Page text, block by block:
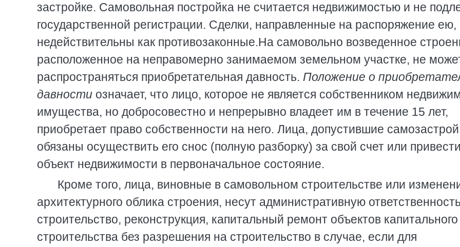
застройке. Самовольная постройка не считается недвижимостью и не
государственной регистрации. Сделки, направленные на распоряжение ею,
недействительны как противозаконные.На самовольно возведенное
расположенное на неправомерно занимаемом земельном участке, не
распространяться приобретательная давность. Положение о
давности означает, что лицо, которое не является собственником
имущества, но добросовестно и непрерывно владеет им в течение 15 лет,
приобретает право собственности на него. Лица, допустившие
обязаны осуществить его снос (полную разборку) за свой счет или
объект недвижимости в первоначальное состояние.
Кроме того, лица, виновные в самовольном строительстве или
архитектурного облика строения, несут административную
строительство, реконструкция, капитальный ремонт объектов капитального
строительства без разрешения на строительство в случае, если для